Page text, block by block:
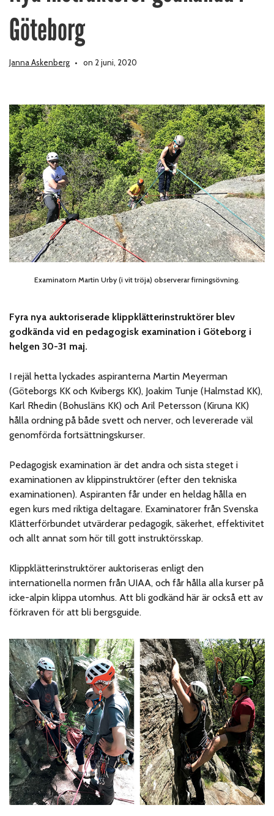
Göteborg
Janna Askenberg on 2 juni, 2020
Examinatorn Martin Urby (i vit tröja) observerar firningsövning.
Fyra nya auktoriserade klippklätterinstruktörer blev
godkända vid en pedagogisk examination i Göteborg i
helgen 30-31 maj.
I rejäl hetta lyckades aspiranterna Martin Meyerman
(Göteborgs KK och Kvibergs KK), Joakim Tunje (Halmstad KK),
Karl Rhedin (Bohusläns KK) och Aril Petersson (Kiruna KK)
hålla ordning på både svett och nerver, och levererade väl
genomförda fortsättningskurser.
Pedagogisk examination är det andra och sista steget i
examinationen av klippinstruktörer (efter den tekniska
examinationen). Aspiranten får under en heldag hålla en
egen kurs med riktiga deltagare. Examinatorer från Svenska
Klätterförbundet utvärderar pedagogik, säkerhet, effektivitet
och allt annat som hör till gott instruktörsskap.
Klippklätterinstruktörer auktoriseras enligt den
internationella normen från UIAA, och får hålla alla kurser på
icke-alpin klippa utomhus. Att bli godkänd här är också ett av
förkraven för att bli bergsguide.